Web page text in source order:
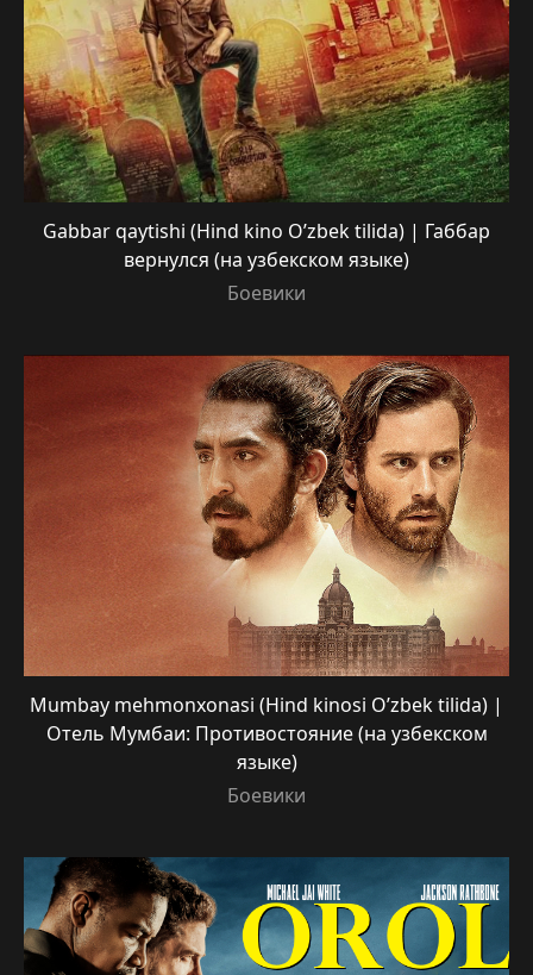
Gabbar qaytishi (Hind kino O’zbek tilida) | Габбар
вернулся (на узбекском языке)
Боевики
Mumbay mehmonxonasi (Hind kinosi O’zbek tilida) |
Отель Мумбаи: Противостояние (на узбекском
языке)
Боевики